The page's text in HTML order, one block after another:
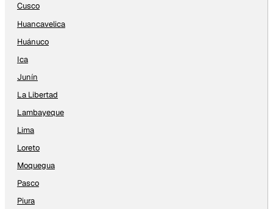
Cusco
Huancavelica
Huánuco
Ica
Junín
La Libertad
Lambayeque
Lima
Loreto
Moquegua
Pasco
Piura